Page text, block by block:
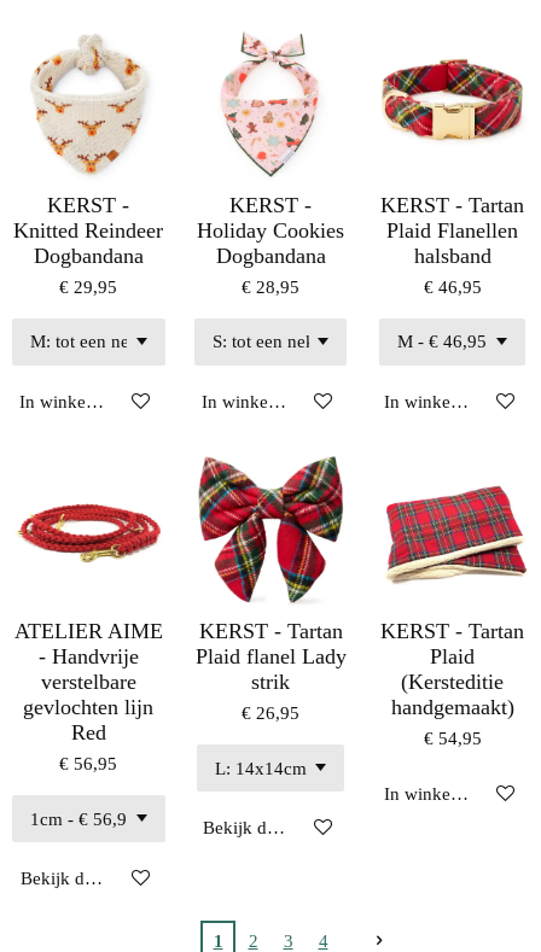
KERST -
Knitted Reindeer
Dogbandana
€ 29,95
In winkelwagen
KERST -
Holiday Cookies
Dogbandana
€ 28,95
In winkelwagen
KERST - Tartan
Plaid Flanellen
halsband
€ 46,95
In winkelwagen
ATELIER AIME
- Handvrije
verstelbare
gevlochten lijn
Red
€ 56,95
Bekijk details
KERST - Tartan
Plaid flanel Lady
strik
€ 26,95
Bekijk details
KERST - Tartan
Plaid
(Kersteditie
handgemaakt)
€ 54,95
In winkelwagen
1 2 3 4